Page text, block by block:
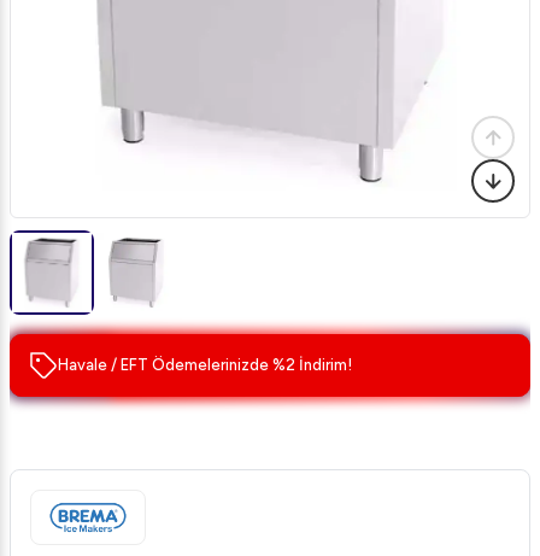
Havale / EFT Ödemelerinizde %2 İndirim!